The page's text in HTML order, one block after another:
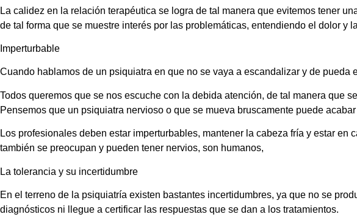
La calidez en la relación terapéutica se logra de tal manera que evitemos tener
de tal forma que se muestre interés por las problemáticas, entendiendo el dolor y
Imperturbable
Cuando hablamos de un psiquiatra en que no se vaya a escandalizar y de pueda
Todos queremos que se nos escuche con la debida atención, de tal manera que
Pensemos que un psiquiatra nervioso o que se mueva bruscamente puede
Los profesionales deben estar imperturbables, mantener la cabeza fría y estar en
también se preocupan y pueden tener nervios, son humanos,
La tolerancia y su incertidumbre
En el terreno de la psiquiatría existen bastantes incertidumbres, ya que no se
diagnósticos ni llegue a certificar las respuestas que se dan a los tratamientos.